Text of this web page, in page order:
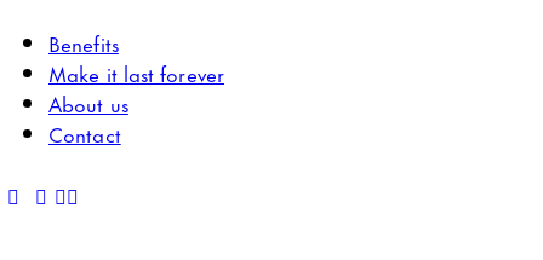
Benefits
Make it last forever
About us
Contact